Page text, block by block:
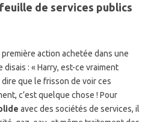
de services publics
action achetée dans une
disais : « Harry, est-ce vraiment
que le frisson de voir ces
c’est quelque chose ! Pour
avec des sociétés de services, il